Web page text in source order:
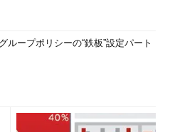
ループポリシーの“鉄板”設定パート